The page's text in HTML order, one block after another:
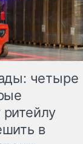
четыре
в